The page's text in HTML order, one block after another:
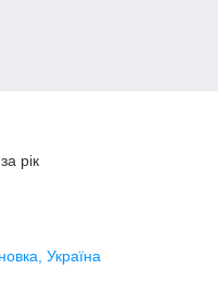
рік
Україна